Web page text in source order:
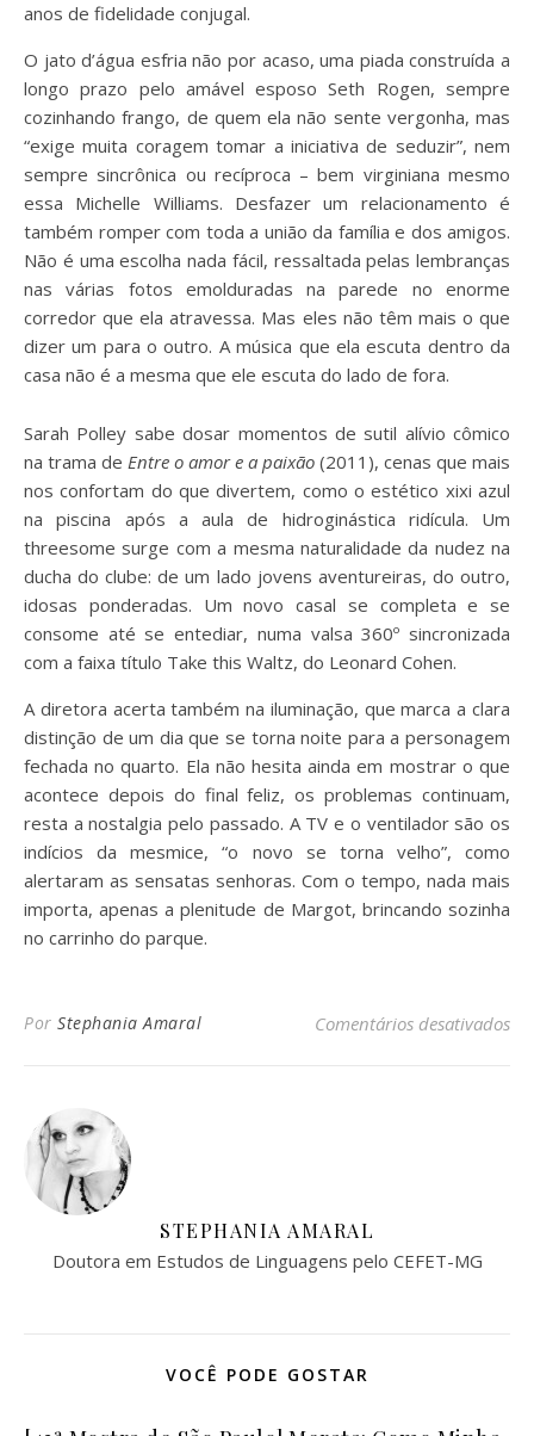
anos de fidelidade conjugal.
O jato d’água esfria não por acaso, uma piada construída a
longo prazo pelo amável esposo Seth Rogen, sempre
cozinhando frango, de quem ela não sente vergonha, mas
“exige muita coragem tomar a iniciativa de seduzir”, nem
sempre sincrônica ou recíproca – bem virginiana mesmo
essa Michelle Williams. Desfazer um relacionamento é
também romper com toda a união da família e dos amigos.
Não é uma escolha nada fácil, ressaltada pelas lembranças
nas várias fotos emolduradas na parede no enorme
corredor que ela atravessa. Mas eles não têm mais o que
dizer um para o outro. A música que ela escuta dentro da
casa não é a mesma que ele escuta do lado de fora.
Sarah Polley sabe dosar momentos de sutil alívio cômico
na trama de Entre o amor e a paixão (2011), cenas que mais
nos confortam do que divertem, como o estético xixi azul
na piscina após a aula de hidroginástica ridícula. Um
threesome surge com a mesma naturalidade da nudez na
ducha do clube: de um lado jovens aventureiras, do outro,
idosas ponderadas. Um novo casal se completa e se
consome até se entediar, numa valsa 360º sincronizada
com a faixa título Take this Waltz, do Leonard Cohen.
A diretora acerta também na iluminação, que marca a clara
distinção de um dia que se torna noite para a personagem
fechada no quarto. Ela não hesita ainda em mostrar o que
acontece depois do final feliz, os problemas continuam,
resta a nostalgia pelo passado. A TV e o ventilador são os
indícios da mesmice, “o novo se torna velho”, como
alertaram as sensatas senhoras. Com o tempo, nada mais
importa, apenas a plenitude de Margot, brincando sozinha
no carrinho do parque.
Por Stephania Amaral Comentários desativados
STEPHANIA AMARAL
Doutora em Estudos de Linguagens pelo CEFET-MG
VOCÊ PODE GOSTAR